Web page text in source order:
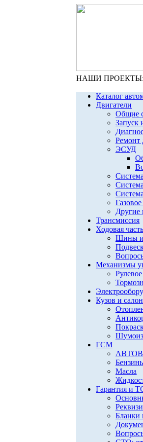
НАШИ ПРОЕКТЫ:
Каталог
Двигатели
Общие
Запуск
Ремонт
ЭСУД
Другие
Трансмиссия
Ходовая часть
Шины и
Механизмы
Кузов и салон
ГСМ
Масла
Гарантия и
Бланки